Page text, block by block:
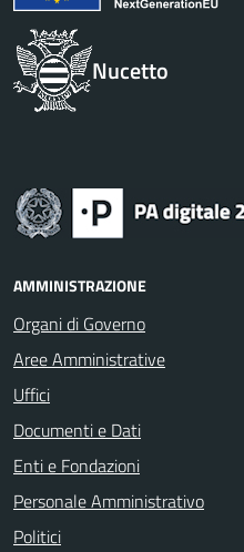
Nucetto
AMMINISTRAZIONE
Organi di Governo
Aree Amministrative
Uffici
Documenti e Dati
Enti e Fondazioni
Personale Amministrativo
Politici